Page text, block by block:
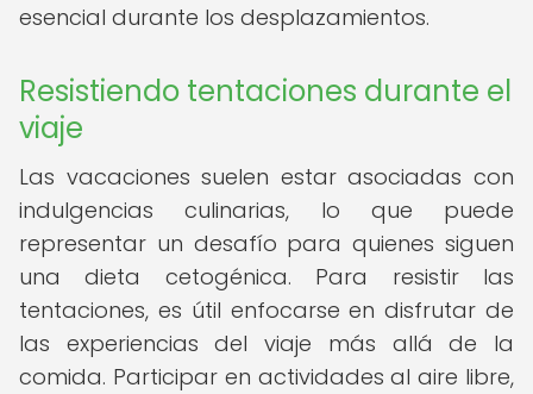
esencial durante los desplazamientos.
Resistiendo tentaciones durante el
viaje
Las vacaciones suelen estar asociadas con
indulgencias culinarias, lo que puede
representar un desafío para quienes siguen
una dieta cetogénica. Para resistir las
tentaciones, es útil enfocarse en disfrutar de
las experiencias del viaje más allá de la
comida. Participar en actividades al aire libre,